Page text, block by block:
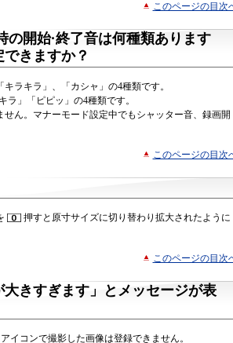
このページの目次
開始·終了音は何種類あります
きますか？
ラキラ」、「カシャ」の4種類です。
」「ピピッ」の4種類です。
ん。マナーモード設定中でもシャッター音、録画開
このページの目次
押すと原寸サイズに切り替わり拡大されたように
このページの目次
きすぎます」とメッセージが表
イコンで撮影した画像は登録できません。